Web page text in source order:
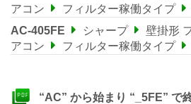
アコン
フィルター稼働タイプ
AC-405FE
シャープ
壁掛形
アコン
フィルター稼働タイプ
“AC” から始まり “_5FE” で